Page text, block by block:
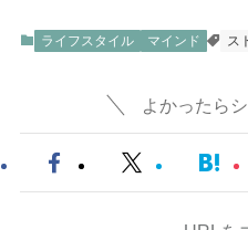
ライフスタイル マインド ス
よかったら